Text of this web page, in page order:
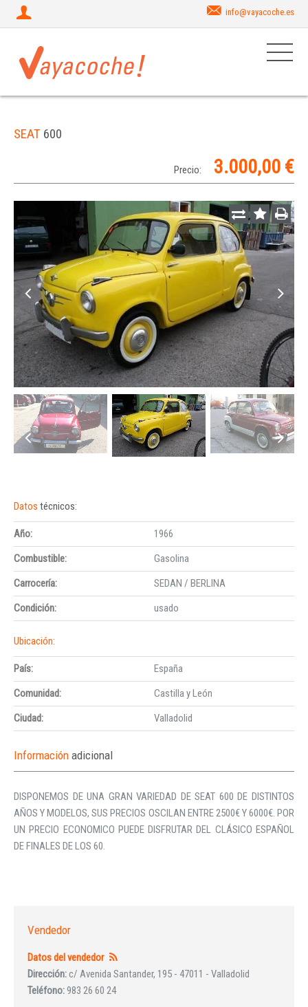
info@vayacoche.es
SEAT 600
Precio: 3.000,00 €
Datos técnicos:
Año:
1966
Combustible:
Gasolina
Carrocería:
SEDAN / BERLINA
Condición:
usado
Ubicación:
País:
España
Comunidad:
Castilla y León
Ciudad:
Valladolid
Información adicional
DISPONEMOS DE UNA GRAN VARIEDAD DE SEAT 600 DE DISTINTOS
AÑOS Y MODELOS, SUS PRECIOS OSCILAN ENTRE 2500€ Y 6000€. POR
UN PRECIO ECONOMICO PUEDE DISFRUTAR DEL CLÁSICO ESPAÑOL
DE FINALES DE LOS 60.
Vendedor
Datos del vendedor
Dirección:c/ Avenida Santander, 195 - 47011 - Valladolid
Teléfono:983 26 60 24